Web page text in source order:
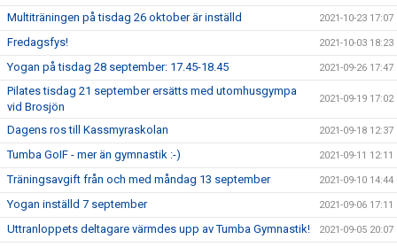
Multiträningen på tisdag 26 oktober är inställd 2021-10-23 17:07
Fredagsfys! 2021-10-03 18:23
Yogan på tisdag 28 september: 17.45-18.45 2021-09-26 17:47
Pilates tisdag 21 september ersätts med utomhusgympa
vid Brosjön
2021-09-19 17:02
Dagens ros till Kassmyraskolan 2021-09-18 12:37
Tumba GoIF - mer än gymnastik :-) 2021-09-11 12:11
Träningsavgift från och med måndag 13 september 2021-09-10 14:44
Yogan inställd 7 september 2021-09-06 17:11
Uttranloppets deltagare värmdes upp av Tumba Gymnastik! 2021-09-05 20:07